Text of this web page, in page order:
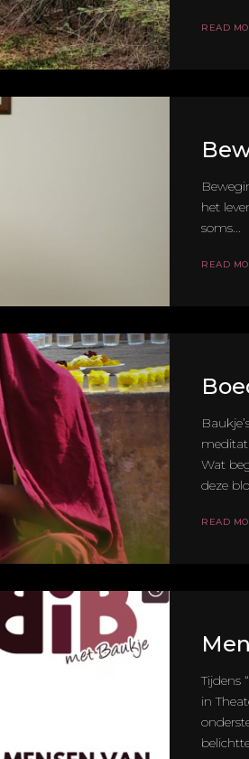
READ
het
soms...
READ
Wat
deze
READ
Tijdens
in